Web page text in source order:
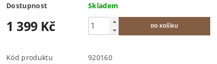
Dostupnost Skladem
1 399 Kč
Kód produktu 920160